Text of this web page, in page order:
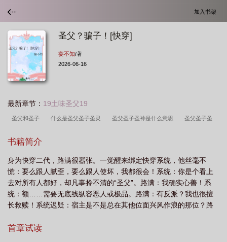
加入书架
圣父？骗子！[快穿]
宴不知/著
2026-06-16
最新章节： 19土味圣父19
圣父和圣子 什么是圣父圣子圣灵 圣父圣子圣神是什么意思 圣父圣子圣
[快穿 圣父吗?我装的格格党
装全文免费阅读最新章节 网络语圣父是什么意思 圣父吗我装的笔趣阁
圣子圣灵解释大全 圣父圣子是一个人吗 圣父不干了快穿全文 圣父不干了快
穿格格党 圣父啥意思
书籍简介
身为快穿二代，路满很嚣张。一觉醒来绑定快穿系统，他丝毫不
慌：要么跟人腻歪，要么跟人使坏，我都很会！系统：你是个看上
去对所有人都好，却凡事拎不清的“圣父”。路满：我确实心善！系
统：额……需要无底线纵容恶人或极品。路满：有反派？我也很擅
长救赎！系统迟疑：宿主是不是总在其他位面兴风作浪的那位？路
鬼。【土味圣父：九十年代进城】【绿茶圣父：豪门恩怨日常】
首章试读